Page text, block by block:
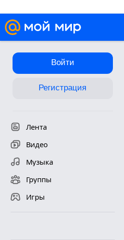
Войти
Регистрация
Лента
Видео
Музыка
Группы
Игры